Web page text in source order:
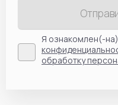
Я ознакомлен(-
обработку